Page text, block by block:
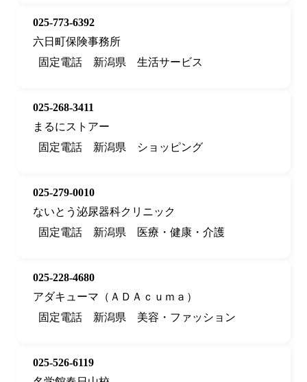
025-773-6392
六日町保険事務所
固定電話
新潟県 生活サービス
025-268-3411
まるにストアー
固定電話
新潟県 ショッピング
025-279-0010
ないとう泌尿器科クリニック
固定電話
新潟県 医療・健康・介護
025-228-4680
アダキューマ（ＡＤＡｃｕｍａ）
固定電話
新潟県 美容・ファッション
025-526-6119